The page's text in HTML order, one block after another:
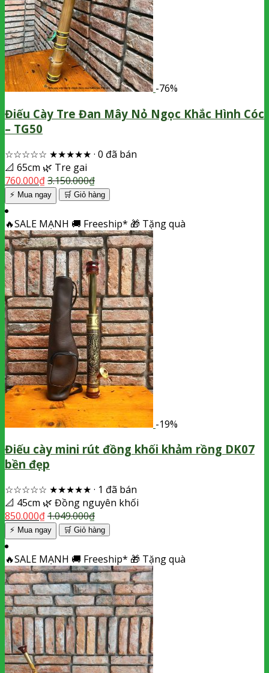
-76%
Điếu Cày Tre Đan Mây Nỏ Ngọc Khắc Hình Cóc
– TG50
☆☆☆☆☆ ★★★★★ · 0 đã bán
📐 65cm 🌿 Tre gai
760.000₫3.150.000₫
⚡ Mua ngay 🛒 Giỏ hàng
🔥SALE MẠNH 🚚 Freeship* 🎁 Tặng quà
-19%
Điếu cày mini rút đồng khối khảm rồng DK07
bền đẹp
☆☆☆☆☆ ★★★★★ · 1 đã bán
📐 45cm 🌿 Đồng nguyên khối
850.000₫1.049.000₫
⚡ Mua ngay 🛒 Giỏ hàng
🔥SALE MẠNH 🚚 Freeship* 🎁 Tặng quà